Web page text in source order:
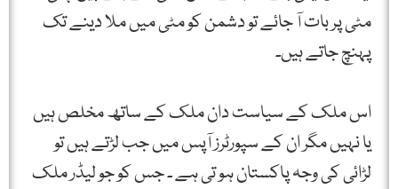
مٹی پر بات آ جائے تو دشمن کو مٹی میں ملا دینے تک
پہنچ جاتے ہیں۔
اس ملک کے سیاست دان ملک کے ساتھ مخلص ہیں
یا نہیں مگر ان کے سپورٹرز آپس میں جب لڑتے ہیں تو
لڑائی کی وجہ پاکستان ہو تی ہے ۔ جس کو جو لیڈر ملک